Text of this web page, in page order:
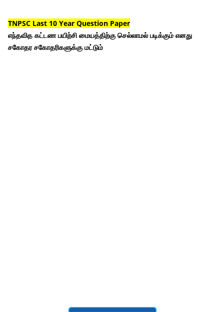
TNPSC Last 10 Year Question Paper
எந்தவித கட்டண பயிற்சி மையத்திற்கு செல்லாமல் படிக்கும் எனது
சகோதர சகோதரிகளுக்கு மட்டும்